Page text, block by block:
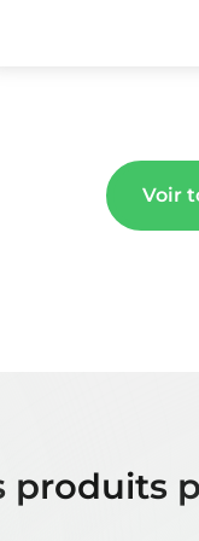
Voir
produits